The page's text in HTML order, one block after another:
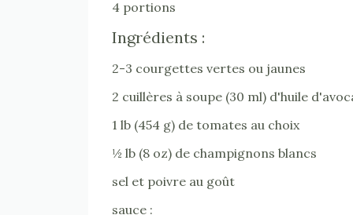
4 portions
Ingrédients :
2-3 courgettes vertes ou jaunes
2 cuillères à soupe (30 ml) d'huile
1 lb (454 g) de tomates au choix
½ lb (8 oz) de champignons blancs
sel et poivre au goût
sauce :